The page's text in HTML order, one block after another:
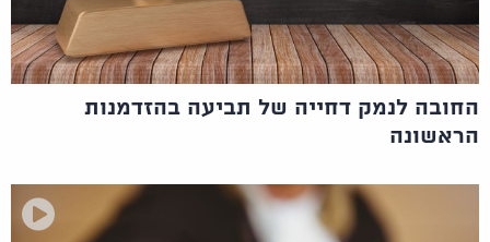
החובה לנמק דחייה של תביעה בהזדמנות
הראשונה